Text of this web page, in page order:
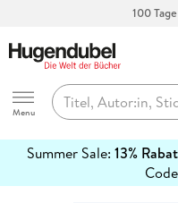
100
Hugendubel
Menu
Summer Sale: 13%
Code
erfahren